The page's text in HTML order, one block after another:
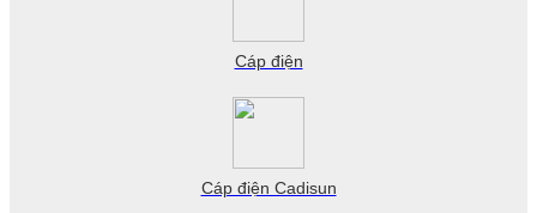
Cáp điện
Cáp điện Cadisun